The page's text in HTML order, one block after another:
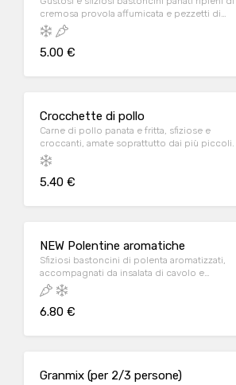
cremosa provola affumicata e pezzetti di
carota, piselli e mais, richiedi la nostra
esclusiva e gustosa salsa Löwengrube: gusto
agrodolce con note di senape e cipolla
5.00 €
Crocchette di pollo
Carne di pollo panata e fritta, sfiziose e
croccanti, amate soprattutto dai più piccoli.
5.40 €
NEW Polentine aromatiche
Sfiziosi bastoncini di polenta aromatizzati,
accompagnati da insalata di cavolo e
fonduta di formaggio.
6.80 €
Granmix (per 2/3 persone)